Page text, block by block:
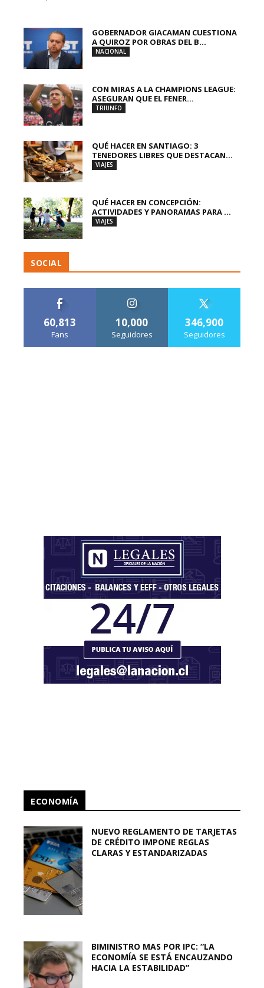
GOBERNADOR GIACAMAN CUESTIONA
A QUIROZ POR OBRAS DEL B...
NACIONAL
CON MIRAS A LA CHAMPIONS LEAGUE:
ASEGURAN QUE EL FENER...
TRIUNFO
QUÉ HACER EN SANTIAGO: 3
TENEDORES LIBRES QUE DESTACAN...
VIAJES
QUÉ HACER EN CONCEPCIÓN:
ACTIVIDADES Y PANORAMAS PARA ...
VIAJES
SOCIAL
60,813
Fans
10,000
Seguidores
346,900
Seguidores
ECONOMÍA
NUEVO REGLAMENTO DE TARJETAS
DE CRÉDITO IMPONE REGLAS
CLARAS Y ESTANDARIZADAS
BIMINISTRO MAS POR IPC: “LA
ECONOMÍA SE ESTÁ ENCAUZANDO
HACIA LA ESTABILIDAD”